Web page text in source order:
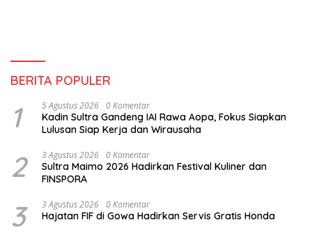
BERITA POPULER
1 5 Agustus 2026 0 Komentar
Kadin Sultra Gandeng IAI Rawa Aopa, Fokus Siapkan
Lulusan Siap Kerja dan Wirausaha
2 3 Agustus 2026 0 Komentar
Sultra Maimo 2026 Hadirkan Festival Kuliner dan
FINSPORA
3 3 Agustus 2026 0 Komentar
Hajatan FIF di Gowa Hadirkan Servis Gratis Honda